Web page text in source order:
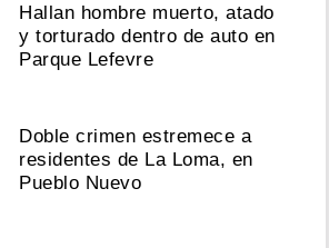
Hallan hombre muerto, atado
y torturado dentro de auto en
Parque Lefevre
Doble crimen estremece a
residentes de La Loma, en
Pueblo Nuevo